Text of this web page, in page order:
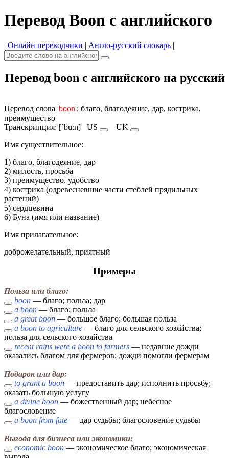
Перевод Boon с английского
| Онлайн переводчики | Англо-русский словарь |
Перевод boon с английского на русский
Перевод слова 'boon': благо, благодеяние, дар, кострика,
преимущество
Транскрипция: [ˈbuːn] US
UK
Имя cуществительное:
1) благо, благодеяние, дар
2) милость, просьба
3) преимущество, удобство
4) кострика (одревесневшие части стеблей прядильных
растений)
5) сердцевина
6) Буна (имя или название)
Имя прилагательное:
доброжелательный, приятный
Примеры
Польза или благо:
boon — благо; польза; дар
a boon — благо; польза
a great boon — большое благо; большая польза
a boon to agriculture — благо для сельского хозяйства;
польза для сельского хозяйства
recent rains were a boon to farmers — недавние дожди
оказались благом для фермеров; дожди помогли фермерам
Подарок или дар:
to grant a boon — предоставить дар; исполнить просьбу;
оказать большую услугу
a divine boon — божественный дар; небесное
благословение
a boon from fate — дар судьбы; благословение судьбы
Выгода для бизнеса или экономики:
economic boon — экономическое благо; экономическая